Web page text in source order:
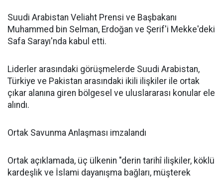
Suudi Arabistan Veliaht Prensi ve Başbakanı
Muhammed bin Selman, Erdoğan ve Şerif'i Mekke'deki
Safa Sarayı'nda kabul etti.
Liderler arasındaki görüşmelerde Suudi Arabistan,
Türkiye ve Pakistan arasındaki ikili ilişkiler ile ortak
çıkar alanına giren bölgesel ve uluslararası konular ele
alındı.
Ortak Savunma Anlaşması imzalandı
Ortak açıklamada, üç ülkenin "derin tarihî ilişkiler, köklü
kardeşlik ve İslami dayanışma bağları, müşterek